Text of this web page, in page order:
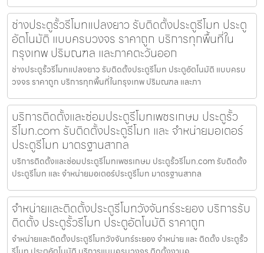
ช่างประตูรั้วรีโมทแปลงยาว รับติดตั้งประตูรีโมท ประตู
อัตโนมัติ แบบครบวงจร ราคาถูก บริการทุกพื้นที่ใน
กรุงเทพ ปริมณฑล และภาคตะวันออก
ช่างประตูรั้วรีโมทแปลงยาว รับติดตั้งประตูรีโมท ประตูอัตโนมัติ แบบครบ
วงจร ราคาถูก บริการทุกพื้นที่ในกรุงเทพ ปริมณฑล และภา
บริการติดตั้งและซ่อมประตูรีโมทเพชรเกษม ประตูรั้ว
รีโมท.com รับติดตั้งประตูรีโมท และ จำหน่ายมอเตอร์
ประตูรีโมท มาตรฐานสากล
บริการติดตั้งและซ่อมประตูรีโมทเพชรเกษม ประตูรั้วรีโมท.com รับติดตั้ง
ประตูรีโมท และ จำหน่ายมอเตอร์ประตูรีโมท มาตรฐานสากล
จำหน่ายและติดตั้งประตูรีโมทวังจันทร์ระยอง บริการรับ
ติดตั้ง ประตูรั้วรีโมท ประตูอัตโนมัติ ราคาถูก
จำหน่ายและติดตั้งประตูรีโมทวังจันทร์ระยอง จำหน่าย และ ติดตั้ง ประตูรั้ว